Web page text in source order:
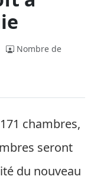
Nombre de
chambres,
seront
du nouveau